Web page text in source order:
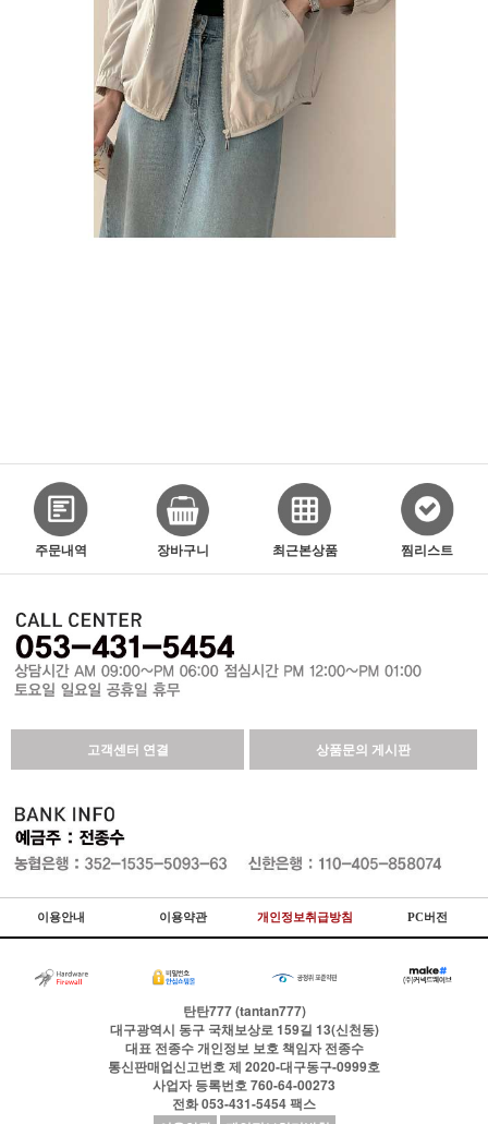
주문내역 장바구니 최근본상품 찜리스트
고객센터 연결 상품문의 게시판
이용안내 이용약관 개인정보취급방침 PC버전
탄탄777 (tantan777)
대구광역시 동구 국채보상로 159길 13(신천동)
대표전종수개인정보 보호 책임자전종수
통신판매업신고번호제 2020-대구동구-0999호
사업자 등록번호760-64-00273
전화053-431-5454팩스